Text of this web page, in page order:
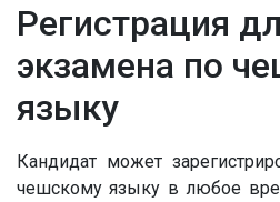
Регистрация
экзамена по
языку
Кандидат может
чешскому языку в любое